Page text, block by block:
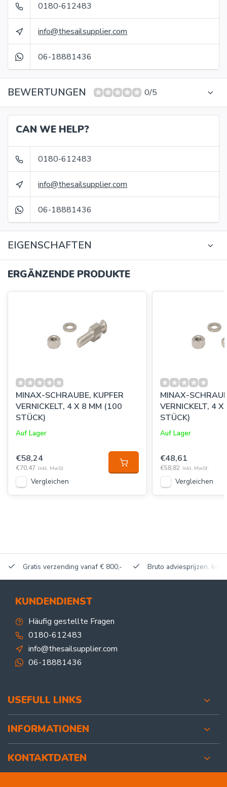
0180-612483
info@thesailsupplier.com
06-18881436
BEWERTUNGEN 0/5
CAN WE HELP?
0180-612483
info@thesailsupplier.com
06-18881436
EIGENSCHAFTEN
ERGÄNZENDE PRODUKTE
MINAX-SCHRAUBE, KUPFER
VERNICKELT, 4 X 8 MM (100
STÜCK)
Auf Lager
€58,24
€70,47 Inkl. MwSt.
Vergleichen
MINAX-
VERNICKELT, 4 X
STÜCK)
Auf Lager
€48,61
€58,82 Inkl. MwSt.
Vergleichen
Gratis verzending vanaf € 800,- Bruto adviesprijzen,
KUNDENDIENST
Häufig gestellte Fragen
0180-612483
info@thesailsupplier.com
06-18881436
USEFULL LINKS
INFORMATIONEN
KONTAKTDATEN